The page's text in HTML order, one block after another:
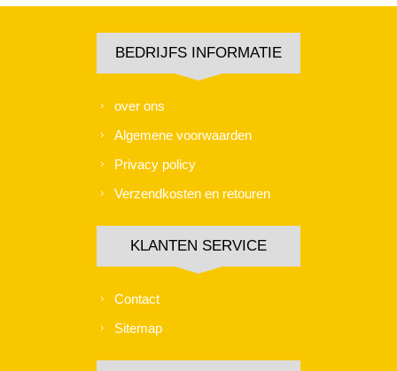
BEDRIJFS INFORMATIE
over ons
Algemene voorwaarden
Privacy policy
Verzendkosten en retouren
KLANTEN SERVICE
Contact
Sitemap